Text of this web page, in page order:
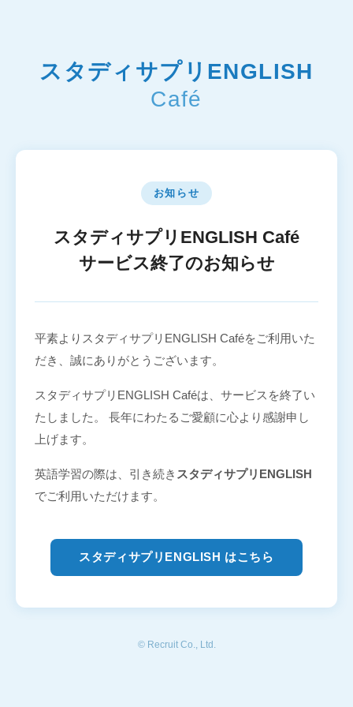
スタディサプリENGLISH
Café
お知らせ
スタディサプリENGLISH Café
サービス終了のお知らせ
平素よりスタディサプリENGLISH Caféをご利用いた
だき、誠にありがとうございます。
スタディサプリENGLISH Caféは、サービスを終了い
たしました。 長年にわたるご愛顧に心より感謝申し
上げます。
英語学習の際は、引き続き スタディサプリENGLISH
でご利用いただけます。
スタディサプリENGLISH はこちら
© Recruit Co., Ltd.